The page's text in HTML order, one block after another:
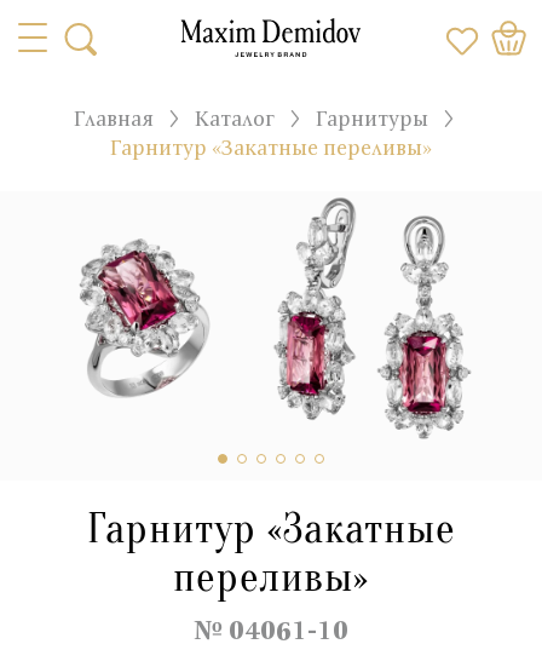
Главная Каталог
Гарнитуры
Гарнитур «Закатные переливы»
Гарнитур «Закатные
переливы»
№ 04061-10